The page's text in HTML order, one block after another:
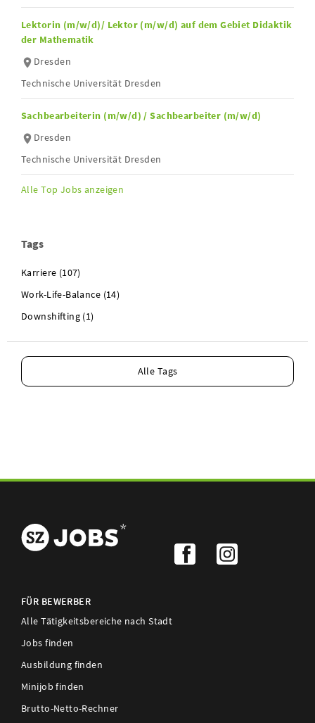
Lektorin (m/w/d)/ Lektor (m/w/d) auf dem Gebiet Didaktik
der Mathematik
Dresden
Technische Universität Dresden
Sachbearbeiterin (m/w/d) / Sachbearbeiter (m/w/d)
Dresden
Technische Universität Dresden
Alle Top Jobs anzeigen
Tags
Karriere (107)
Work-Life-Balance (14)
Downshifting (1)
Alle Tags
FÜR BEWERBER
Alle Tätigkeitsbereiche nach Stadt
Jobs finden
Ausbildung finden
Minijob finden
Brutto-Netto-Rechner